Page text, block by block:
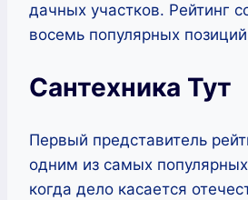
дачных участков. Рейтинг
восемь популярных
Сантехника Тут
Первый представитель
одним из самых
когда дело касается